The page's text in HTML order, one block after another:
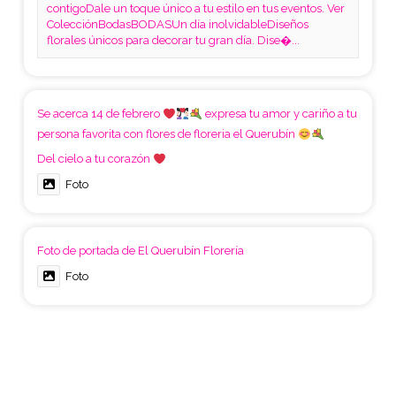
contigoDale un toque único a tu estilo en tus eventos. Ver
ColecciónBodasBODASUn día inolvidableDiseños
florales únicos para decorar tu gran día. Dise�...
Se acerca 14 de febrero
expresa tu amor y cariño a tu
persona favorita con flores de floreria el Querubín
Del cielo a tu corazón
Foto
Foto de portada de El Querubín Florería
Foto